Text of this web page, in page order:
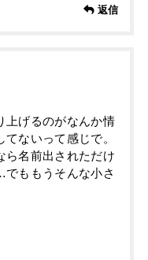
返信
上げるのがなんか情
ないって感じで。
ら名前出されただけ
ももうそんな小さ